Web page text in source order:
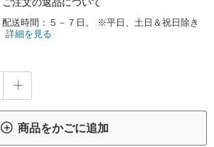
配送時間：５－７日。 ※平日、土日＆祝日除き
詳細を見る

 商品をかごに追加